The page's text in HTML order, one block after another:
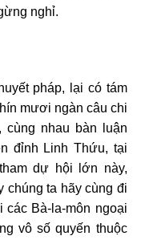
nghỉ.
pháp, lại có tám
mươi ngàn câu chi
cùng nhau bàn luận
đỉnh Linh Thứu, tại
dự hội lớn này,
chúng ta hãy cùng đi
các Bà-la-môn ngoại
vô số quyến thuộc